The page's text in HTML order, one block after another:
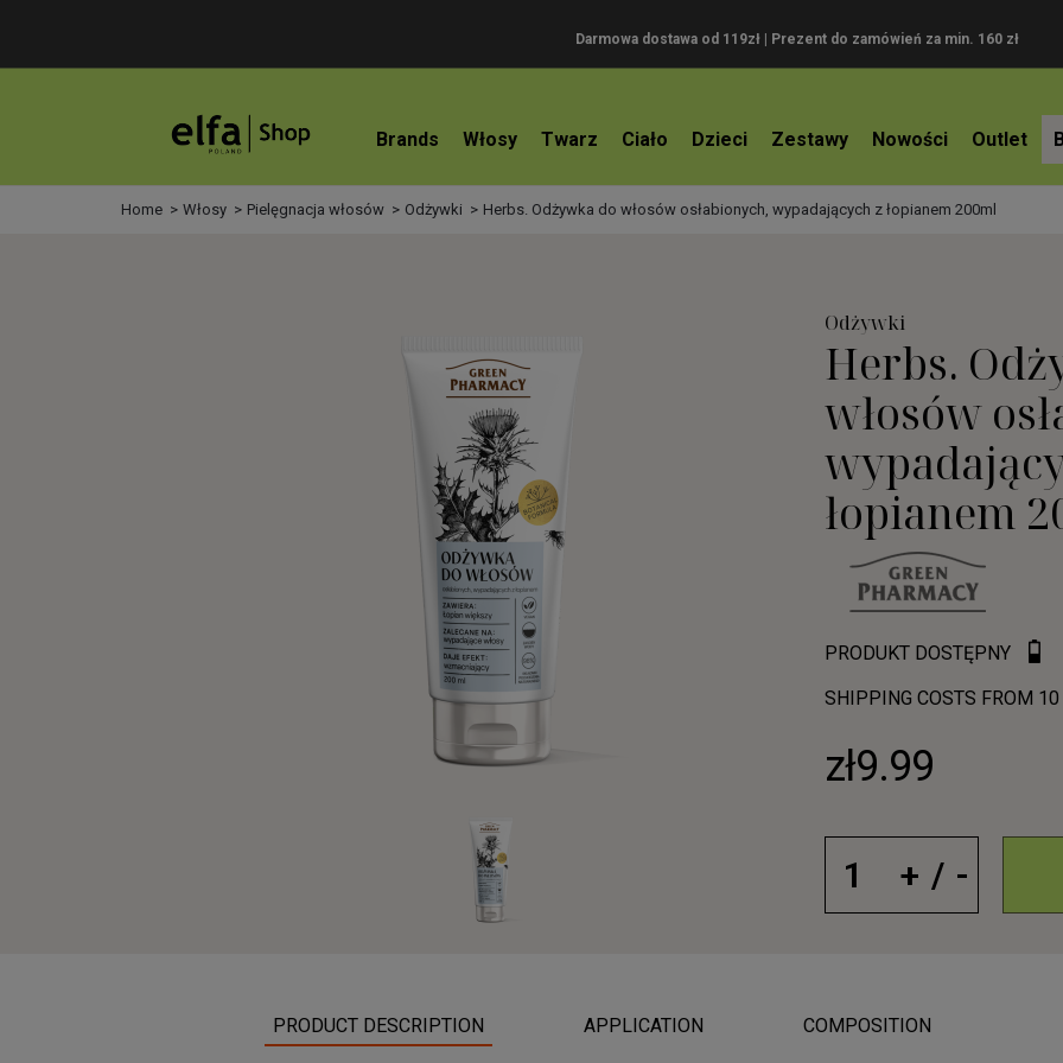
Darmowa dostawa od 119zł | Prezent do zamówień za min. 160 zł
Brands Włosy Twarz Ciało Dzieci Zestawy Nowości Outlet
Home Włosy Pielęgnacja włosów Odżywki Herbs. Odżywka do włosów osłabionych, wypadających z łopianem 200ml
Odżywki
Herbs.
włosów
łopianem
PRODUKT DOSTĘPNY
SHIPPING COSTS FROM
zł9.99
PRODUCT DESCRIPTION APPLICATION COMPOSITION